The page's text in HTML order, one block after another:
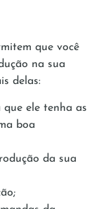
que você
na sua
delas:
ele tenha as
boa
da sua